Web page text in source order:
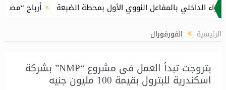
بالمفاعل النووي الأول بمحطة الضبعة
أرباح “مصر الجديدة للإسكان”
الرئيسية الفورفورال
بتروجت تبدأ العمل فى مشروع “NMP” بشركة
اسكندرية للبترول بقيمة 100 مليون جنيه